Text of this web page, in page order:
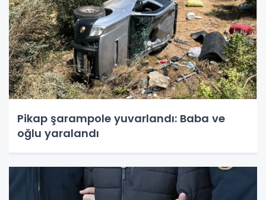
Pikap şarampole yuvarlandı: Baba ve
oğlu yaralandı